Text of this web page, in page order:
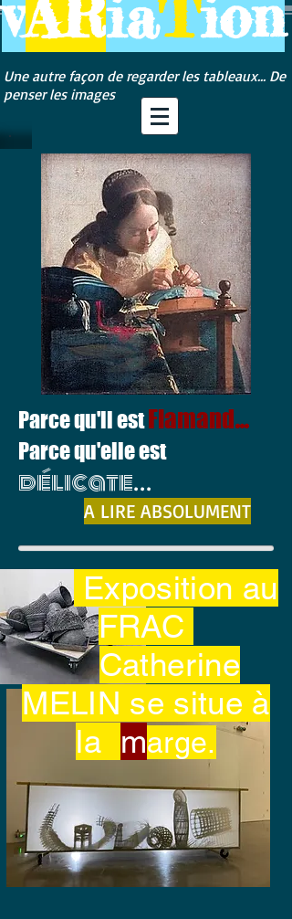
vARiaTion
Une autre façon de regarder les tableaux... De
penser les images
Parce qu'il estFlamand...
Parce qu'elle est
délicate...
A LIRE ABSOLUMENT
Exposition au
FRAC
Catherine
MELIN se situe à
la marge.